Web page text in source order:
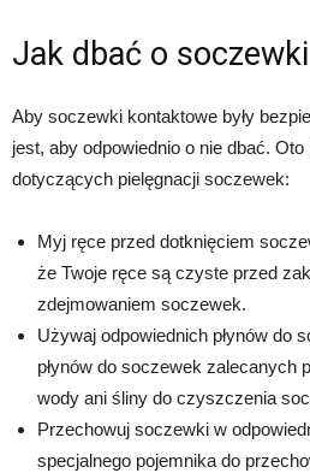
Jak dbać o
Aby soczewki kontaktowe były
jest, aby odpowiednio o nie dbać.
dotyczących pielęgnacji soczewek:
Myj ręce przed dotknięciem
że Twoje ręce są czyste przed
zdejmowaniem soczewek.
Używaj odpowiednich płynów do
płynów do soczewek zalecanych
wody ani śliny do czyszczenia
Przechowuj soczewki w
specjalnego pojemnika do